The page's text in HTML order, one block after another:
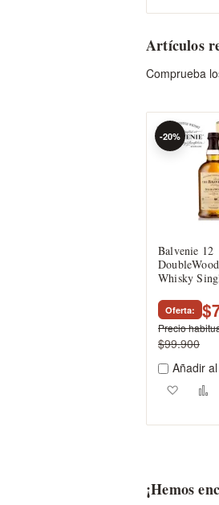
Artículos
Comprueba
Balvenie 12
DoubleWood
Whisky
Oferta
-20%
Precio
$99.900
Añadir
¡Hemos